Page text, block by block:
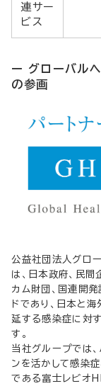
連サー
ビス
ー グローバル
の参画
公益社団法人グロ
は、日本政府、民間
カム財団、国連開
ドであり、日本と
延する感染症に対
す。
当社グループでは
ンを活かして感染
である富士レビオ